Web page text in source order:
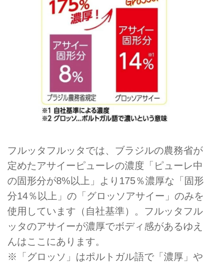
フルッタフルッタでは、ブラジルの農務省が
定めたアサイーピューレの濃度「ピューレ中
の固形分が8%以上」より175％濃厚な「固形
分14％以上」の「グロッソアサイー」のみを
使用しています（自社基準）。フルッタフル
ッタのアサイーが濃厚でボディ感があるゆえ
んはここにあります。
※「グロッソ」はポルトガル語で「濃厚」や